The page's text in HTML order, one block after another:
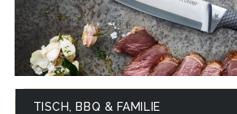
TISCH, BBQ & FAMILIE